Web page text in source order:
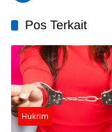
Pos Terkait
Hukrim